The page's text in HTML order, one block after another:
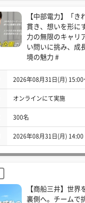
【中部電力】「き
貫き、想いを形に
力の無限のキャリ
い問いに挑み、成
境の魅力 #
2026年08月31日(月) 15:00
オンラインにて実施
300名
2026年08月31日(月) 14:00
【商船三井】世界
裏側へ。チームで